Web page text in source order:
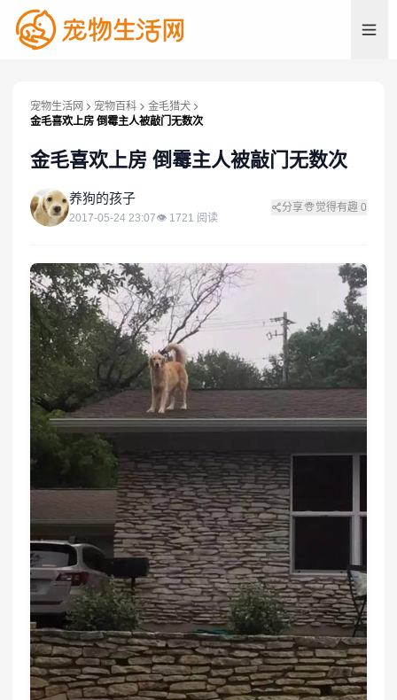
宠物生活网 宠物百科
金毛猎犬
金毛喜欢上房 倒霉主人被敲门无数次
金毛喜欢上房 倒霉主人被敲门无数次
养 养狗的孩子
2017-05-24 23:07👁 1721 阅读
分享 觉得有趣 0